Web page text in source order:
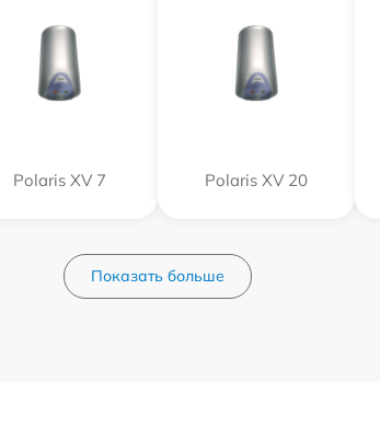
Polaris XV 7 Polaris XV 20
Показать больше